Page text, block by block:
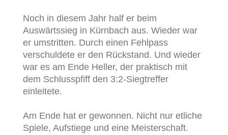
Noch in diesem Jahr half er beim
Auswärtssieg in Kürnbach aus. Wieder war
er umstritten. Durch einen Fehlpass
verschuldete er den Rückstand. Und wieder
war es am Ende Heller, der praktisch mit
dem Schlusspfiff den 3:2-Siegtreffer
einleitete.
Am Ende hat er gewonnen. Nicht nur etliche
Spiele, Aufstiege und eine Meisterschaft.